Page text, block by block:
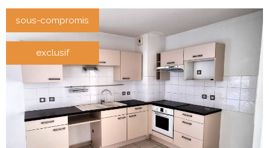
sous-compromis
exclusif